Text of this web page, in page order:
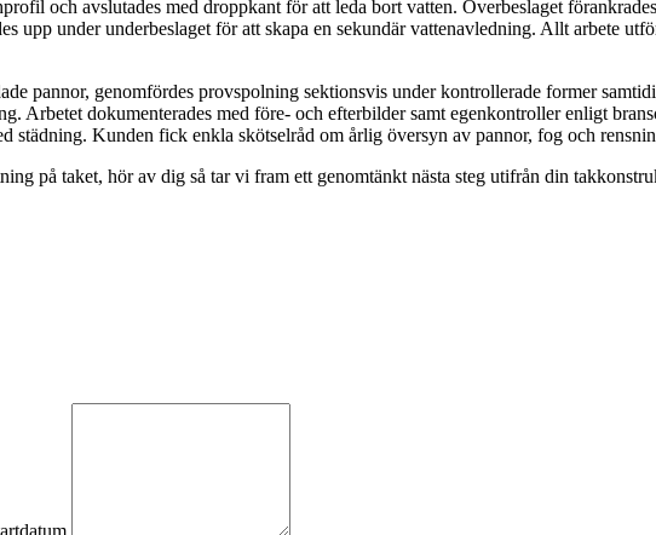
och avslutades med droppkant för att leda bort vatten. Överbeslaget
upp under underbeslaget för att skapa en sekundär vattenavledning. Allt arbete
pannor, genomfördes provspolning sektionsvis under kontrollerade former
Arbetet dokumenterades med före- och efterbilder samt egenkontroller enligt
städning. Kunden fick enkla skötselråd om årlig översyn av pannor, fog och
på taket, hör av dig så tar vi fram ett genomtänkt nästa steg utifrån din